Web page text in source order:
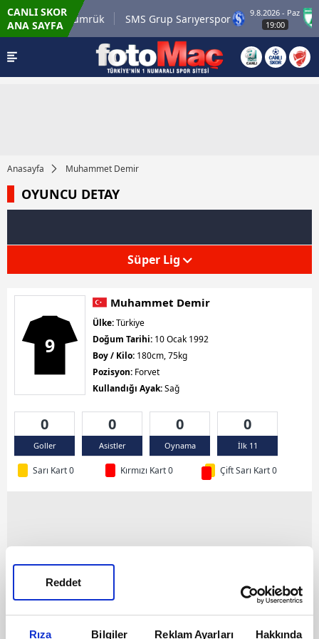
Rıza Bilgiler Reklam Ayarları Hakkında
Reddet
CANLI SKOR
ANA SAYFAKaragümrük SMS Grup Sarıyerspor
9.8.2026 - Paz
19:00
Anasayfa Muhammet Demir
OYUNCU DETAY
Süper Lig
9
Muhammet Demir
Ülke:Türkiye
Doğum Tarihi: 10 Ocak 1992
Boy / Kilo: 180cm, 75kg
Pozisyon: Forvet
Kullandığı Ayak:Sağ
0
Goller
0
Asistler
0
Oynama
0
İlk 11
Sarı Kart 0 Kırmızı Kart 0 Çift Sarı Kart 0